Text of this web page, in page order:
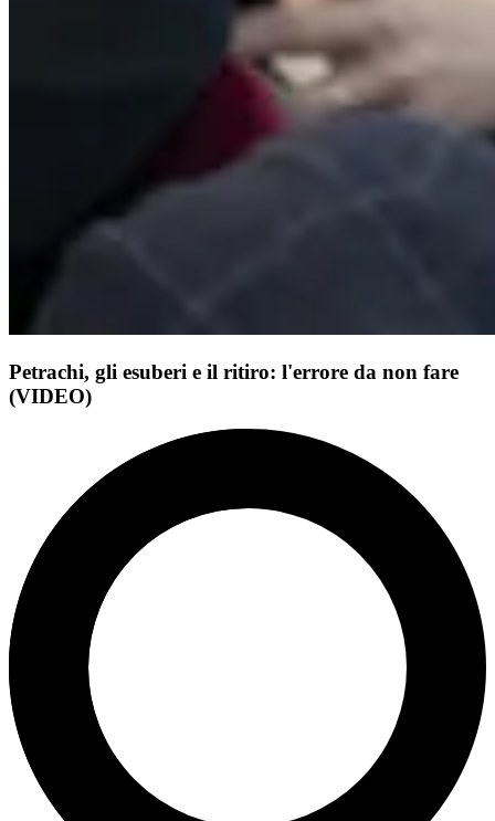
Petrachi, gli esuberi e il ritiro: l'errore da non fare
(VIDEO)